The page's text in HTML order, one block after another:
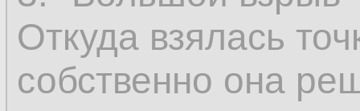
Откуда взялась
собственно она